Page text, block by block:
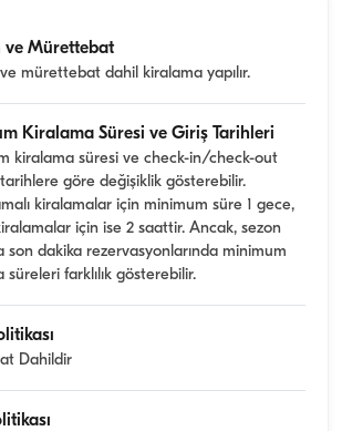
ve Mürettebat
mürettebat dahil kiralama yapılır.
Kiralama Süresi ve Giriş Tarihleri
kiralama süresi ve check-in/check-out
göre değişiklik gösterebilir.
kiralamalar için minimum süre 1 gece,
için ise 2 saattir. Ancak, sezon
son dakika rezervasyonlarında minimum
süreleri farklılık gösterebilir.
Dahildir